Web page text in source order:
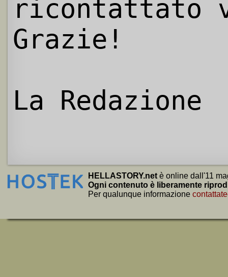
ricontattato
Grazie!
La Redazione
HELLASTORY.net è online dall'11
Ogni contenuto è liberamente
Per qualunque informazione